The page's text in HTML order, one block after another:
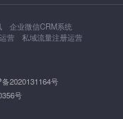
企业微信CRM系统
营
私域流量注册运营
2020131164号
号